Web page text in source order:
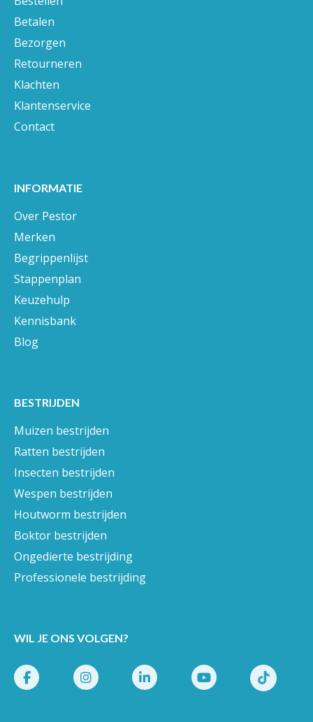
Betalen
Bezorgen
Retourneren
Klachten
Klantenservice
Contact
INFORMATIE
Over Pestor
Merken
Begrippenlijst
Stappenplan
Keuzehulp
Kennisbank
Blog
BESTRIJDEN
Muizen bestrijden
Ratten bestrijden
Insecten bestrijden
Wespen bestrijden
Houtworm bestrijden
Boktor bestrijden
Ongedierte bestrijding
Professionele bestrijding
WIL JE ONS VOLGEN?